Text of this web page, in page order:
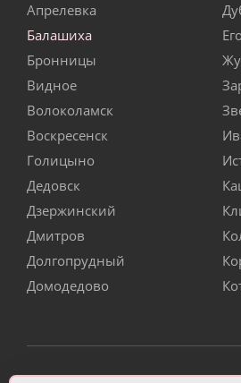
Апрелевка
Балашиха
Бронницы
Видное
Волоколамск
Воскресенск
Голицыно
Дедовск
Дзержинский
Дмитров
Долгопрудный
Домодедово